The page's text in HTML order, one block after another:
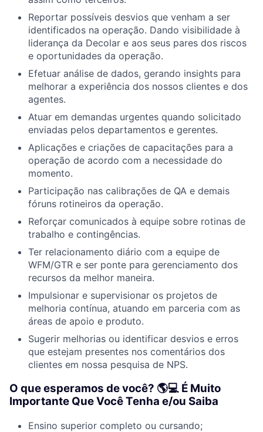
Reportar possíveis desvios que venham a ser
identificados na operação. Dando visibilidade à
liderança da Decolar e aos seus pares dos riscos
e oportunidades da operação.
Efetuar análise de dados, gerando insights para
melhorar a experiência dos nossos clientes e dos
agentes.
Atuar em demandas urgentes quando solicitado
enviadas pelos departamentos e gerentes.
Aplicações e criações de capacitações para a
operação de acordo com a necessidade do
momento.
Participação nas calibrações de QA e demais
fóruns rotineiros da operação.
Reforçar comunicados à equipe sobre rotinas de
trabalho e contingências.
Ter relacionamento diário com a equipe de
WFM/GTR e ser ponte para gerenciamento dos
recursos da melhor maneira.
Impulsionar e supervisionar os projetos de
melhoria contínua, atuando em parceria com as
áreas de apoio e produto.
Sugerir melhorias ou identificar desvios e erros
que estejam presentes nos comentários dos
clientes em nossa pesquisa de NPS.
O que esperamos de você? 🌎‍💻 É Muito
Importante Que Você Tenha e/ou Saiba
Ensino superior completo ou cursando;